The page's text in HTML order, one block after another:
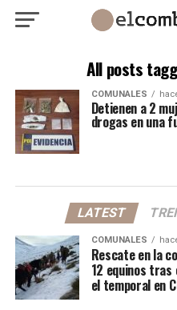
All posts
COMUNALES
Detienen a 2
drogas en una
LATEST
COMUNALES
Rescate en la
12 equinos
el temporal en